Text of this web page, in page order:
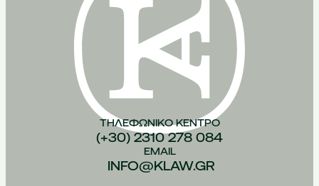
ΤΗΛΕΦΩΝΙΚO ΚEΝΤΡΟ
(+30) 2310 278 084
EMAIL
INFO@KLAW.GR